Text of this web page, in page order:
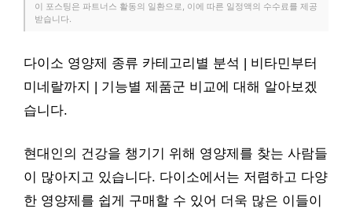
이 포스팅은 파트너스 활동의 일환으로, 이에 따른 일정액의 수수료를 제공
받습니다.
다이소 영양제 종류 카테고리별 분석 | 비타민부터
미네랄까지 | 기능별 제품군 비교에 대해 알아보겠
습니다.
현대인의 건강을 챙기기 위해 영양제를 찾는 사람들
이 많아지고 있습니다. 다이소에서는 저렴하고 다양
한 영양제를 쉽게 구매할 수 있어 더욱 많은 이들이